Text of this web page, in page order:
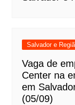
Salvador e
Vaga de
Center na
em
(05/09)